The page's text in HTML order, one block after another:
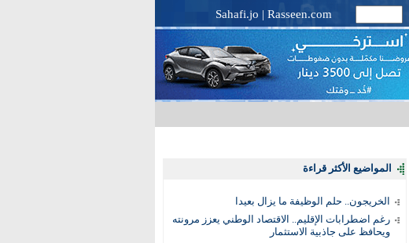
Sahafi.jo | Rasseen.com
المواضيع الأكثر قراءة
الخريجون.. حلم الوظيفة ما يزال بعيدا
رغم اضطرابات الإقليم.. الاقتصاد الوطني يعزز مرونته
ويحافظ على جاذبية الاستثمار